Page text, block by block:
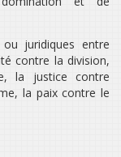
juridiques entre
contre la division,
la justice contre
la paix contre le